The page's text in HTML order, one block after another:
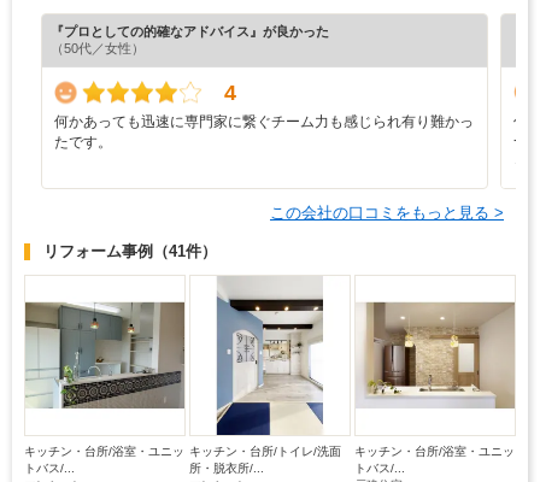
『プロとしての的確なアドバイス』が良かった
（50代／女性）
4
何かあっても迅速に専門家に繋ぐチーム力も感じられ有り難かっ
たです。
信
つ
この会社の口コミをもっと見る >
リフォーム事例 （41件）
キッチン・台所/浴室・ユニッ
トバス/...
キッチン・台所/トイレ/洗面
所・脱衣所/...
キッチン・台所/浴室・ユニッ
トバス/...